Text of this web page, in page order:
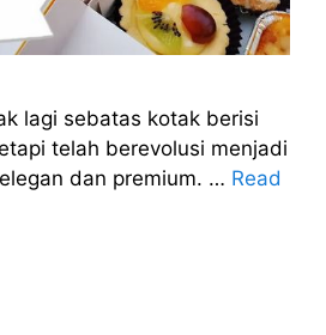
lagi sebatas kotak berisi
telah berevolusi menjadi
dan premium. … Read